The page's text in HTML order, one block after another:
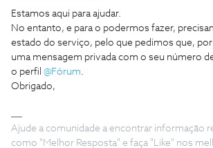
Estamos aqui para ajudar.
No entanto, e para o podermos fazer,
estado do serviço, pelo que pedimos que,
uma mensagem privada com o seu número
o perfil ​ @Fórum.
Obrigado,
Ajude a comunidade a encontrar informação
como "Melhor Resposta" e faça "Like" nos